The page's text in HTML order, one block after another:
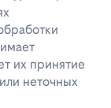
их принятие
неточных